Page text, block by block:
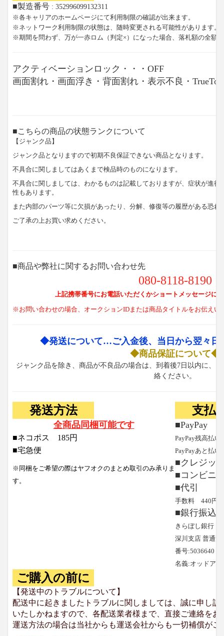
■製造番号 : 352996099132311
※各キャリアのホームページにて利用制限の確認が出来ます。
※ネットワーク利用制限の状態は、随時変更される可能性があります。
※期間を問わず、万が一赤ロム（判定×）になった場合、落札額の全額
アクティベーションロック・・・OFF
画面割れ・画面浮き・背面割れ・表示不良・
■こちらの商品の状態ランクについて
【ジャンク品】
ジャンク品となりますので初期不良保証できない商品となります。
不具合に関しましてはあくまで検品時のものになります。
不具合に関しましては、わかるものは記載しておりますが、症状が進
性もあります。
また内部のパーツ等に欠損があったり、分解、修復等の履歴がある恐れ
ご了承の上お買い求めください。
■商品や弊社に関するお問い合わせ先
080-8118-8190
上記携帯番号にお電話いただくかショートメッセージに
※お問い合わせの場合、オークションIDまたは商品タイトルをお伝えい
◆発送について…ご入金後、当日から翌々日
◆商品保証について◆
ジャンク品を除き、商品が不良品の場合は、到着後7日以内に、
絡ください。
発送方法
全商品同梱可能です
■ネコポス 185円
■宅急便
※同梱をご希望の際はヤフオクのまとめ取引のみ承りま
す。
支払
■PayPay
PayPay残高払い
PayPayあと払い
■クレジッ
■コンビニ
■代引
手数料 440円と
■銀行振込
きらぼし銀行
深川支店 普通預
番号:5036640
名義:オッドア
ご購入の前に
【発送中のトラブルについて】
配送中に起きましたトラブルに関しましては、誠に申し
いたしかねますので、各配送業者様まで、直接ご連絡を
運送方法の場合は当社からも運送会社からも一切補償がご